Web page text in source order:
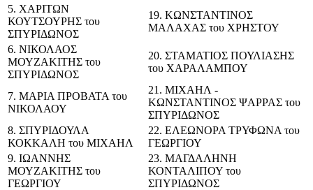
5. ΧΑΡΙΤΩΝ
ΚΟΥΤΣΟΥΡΗΣ του
ΣΠΥΡΙΔΩΝΟΣ
19. ΚΩΝΣΤΑΝΤΙΝΟΣ
ΜΑΛΑΧΑΣ του ΧΡΗΣΤΟΥ
6. ΝΙΚΟΛΑΟΣ
ΜΟΥΖΑΚΙΤΗΣ του
ΣΠΥΡΙΔΩΝΟΣ
20. ΣΤΑΜΑΤΙΟΣ ΠΟΥΛΙΑΣΗΣ
του ΧΑΡΑΛΑΜΠΟΥ
7. ΜΑΡΙΑ ΠΡΟΒΑΤΑ του
ΝΙΚΟΛΑΟΥ
21. ΜΙΧΑΗΛ -
ΚΩΝΣΤΑΝΤΙΝΟΣ ΨΑΡΡΑΣ του
ΣΠΥΡΙΔΩΝΟΣ
8. ΣΠΥΡΙΔΟΥΛΑ
ΚΟΚΚΑΛΗ του ΜΙΧΑΗΛ
22. ΕΛΕΩΝΟΡΑ ΤΡΥΦΩΝΑ του
ΓΕΩΡΓΙΟΥ
9. ΙΩΑΝΝΗΣ
ΜΟΥΖΑΚΙΤΗΣ του
ΓΕΩΡΓΙΟΥ
23. ΜΑΓΔΑΛΗΝΗ
ΚΟΝΤΑΛΙΠΟΥ του
ΣΠΥΡΙΔΩΝΟΣ